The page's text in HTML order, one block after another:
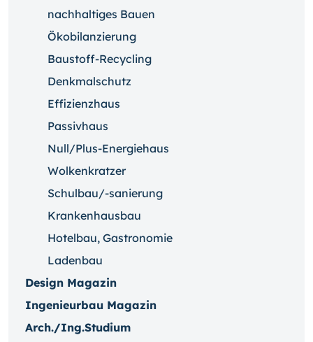
nachhaltiges Bauen
Ökobilanzierung
Baustoff-Recycling
Denkmalschutz
Effizienzhaus
Passivhaus
Null/Plus-Energiehaus
Wolkenkratzer
Schulbau/-sanierung
Krankenhausbau
Hotelbau, Gastronomie
Ladenbau
Design Magazin
Ingenieurbau Magazin
Arch./Ing.Studium